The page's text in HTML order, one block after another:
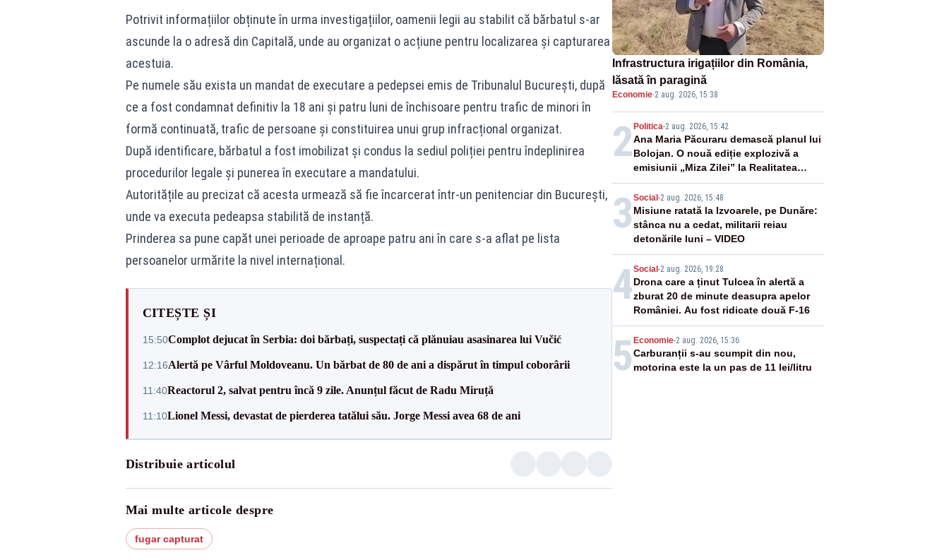
Potrivit informațiilor obținute în urma investigațiilor, oamenii legii au stabilit că bărbatul s-ar
ascunde la o adresă din Capitală, unde au organizat o acțiune pentru localizarea și capturarea
acestuia.
Pe numele său exista un mandat de executare a pedepsei emis de Tribunalul București, după
ce a fost condamnat definitiv la 18 ani și patru luni de închisoare pentru trafic de minori în
formă continuată, trafic de persoane și constituirea unui grup infracțional organizat.
După identificare, bărbatul a fost imobilizat și condus la sediul poliției pentru îndeplinirea
procedurilor legale și punerea în executare a mandatului.
Autoritățile au precizat că acesta urmează să fie încarcerat într-un penitenciar din București,
unde va executa pedeapsa stabilită de instanță.
Prinderea sa pune capăt unei perioade de aproape patru ani în care s-a aflat pe lista
persoanelor urmărite la nivel internațional.
CITEȘTE ȘI
15:50Complot dejucat în Serbia: doi bărbați, suspectați că plănuiau asasinarea lui Vučić
12:16Alertă pe Vârful Moldoveanu. Un bărbat de 80 de ani a dispărut în timpul coborârii
11:40Reactorul 2, salvat pentru încă 9 zile. Anunțul făcut de Radu Miruță
11:10Lionel Messi, devastat de pierderea tatălui său. Jorge Messi avea 68 de ani
Distribuie articolul
Mai multe articole despre
fugar capturat
Infrastructura irigațiilor din România,
lăsată în paragină
Economie·2 aug. 2026, 15:38
2 Politica-2 aug. 2026, 15:42
Ana Maria Păcuraru demască planul lui
Bolojan. O nouă ediție explozivă a
emisiunii „Miza Zilei” la Realitatea
PLUS
3 Social -2 aug. 2026, 15:48
Misiune ratată la Izvoarele, pe Dunăre:
stânca nu a cedat, militarii reiau
detonările luni – VIDEO
4Social -2 aug. 2026, 19:28
Drona care a ținut Tulcea în alertă a
zburat 20 de minute deasupra apelor
României. Au fost ridicate două F-16
5 Economie-2 aug. 2026, 15:36
Carburanții s-au scumpit din nou,
motorina este la un pas de 11 lei/litru